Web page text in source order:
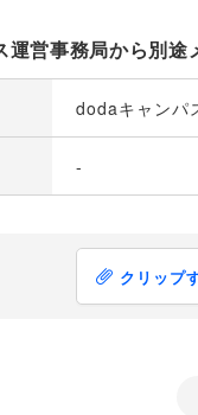
営事務局から別途
dodaキャンパ
-
クリップ